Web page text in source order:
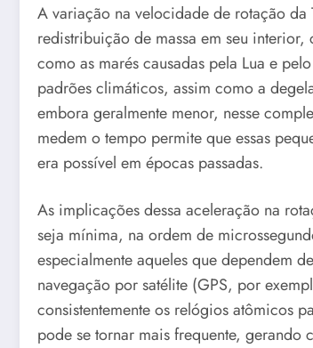
A variação na velocidade de rotação
redistribuição de massa em seu
como as marés causadas pela Lua e
padrões climáticos, assim como a
embora geralmente menor, nesse
medem o tempo permite que essas
era possível em épocas passadas.
As implicações dessa aceleração na
seja mínima, na ordem de
especialmente aqueles que dependem
navegação por satélite (GPS, por
consistentemente os relógios atômicos
pode se tornar mais frequente, gerando